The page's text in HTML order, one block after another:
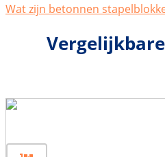
Wat zijn betonnen